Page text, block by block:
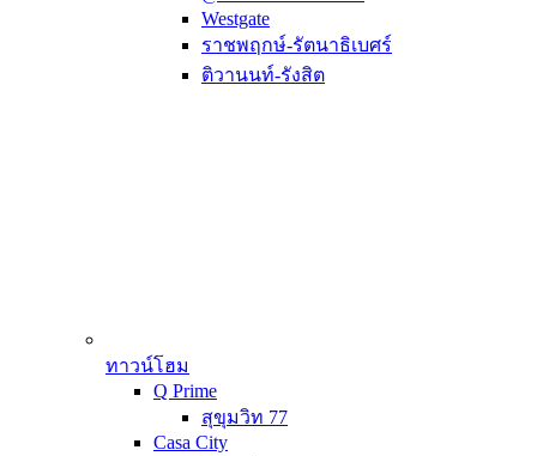
Westgate
ราชพฤกษ์-รัตนาธิเบศร์
ติวานนท์-รังสิต
ทาวน์โฮม
Q Prime
สุขุมวิท 77
Casa City